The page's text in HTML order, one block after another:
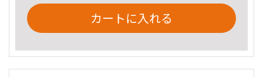
カートに入れる